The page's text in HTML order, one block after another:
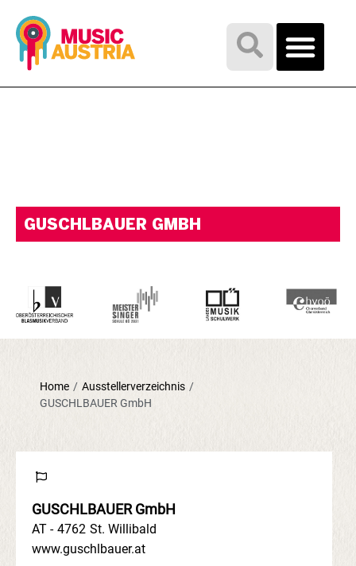
GUSCHLBAUER GMBH
Home / Ausstellerverzeichnis /
GUSCHLBAUER GmbH
GUSCHLBAUER GmbH
AT - 4762 St. Willibald
www.guschlbauer.at